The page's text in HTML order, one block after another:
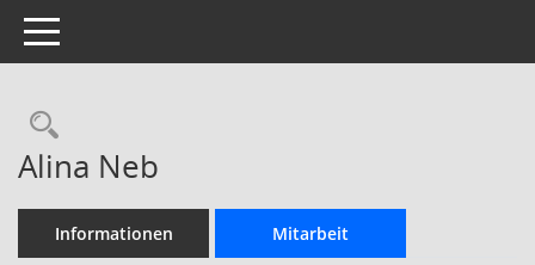
Toggle navigation
Rechercheauswahl
Alina Neb
Informationen Mitarbeit